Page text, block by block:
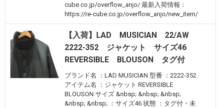
cube.co.jp/overflow_anjo/ 最新入荷情報：
https://re-cube.co.jp/overflow_anjo/new_item/
【入荷】LAD MUSICIAN 22/AW
2222-352 ジャケット サイズ46
REVERSIBLE BLOUSON タグ付
ブランド名 ：LAD MUSICIAN 型番 ：2222-352
アイテム名 ：ジャケット REVERSIBLE
BLOUSON サイズ &nbsp; &nbsp; &nbsp;
&nbsp; &nbsp; ：サイズ46 状態 ：タグ付・未